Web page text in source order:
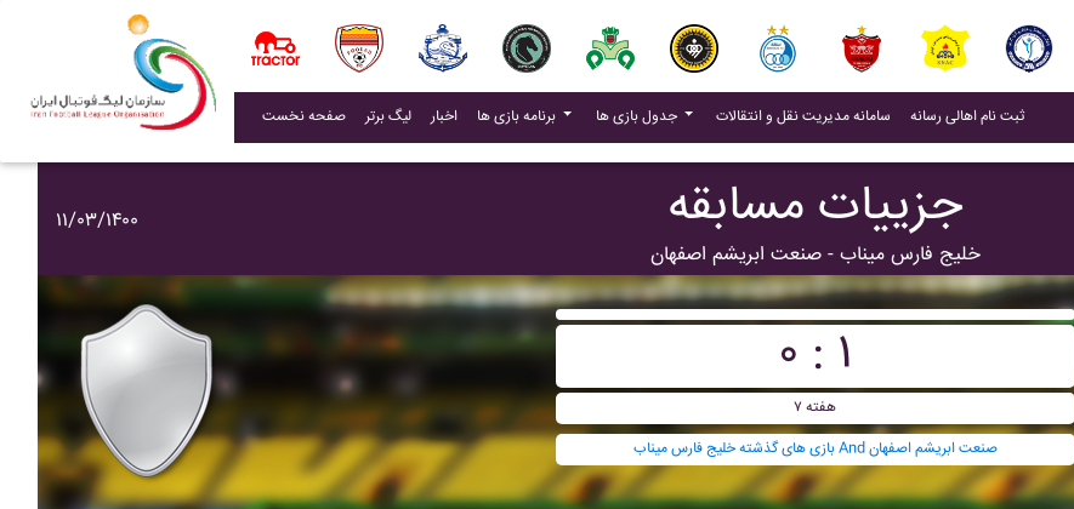
صفحه نخست لیگ برتر اخبار(current) برنامه بازی ها جدول بازی ها سامانه مدیریت نقل و انتقالات (current)
ثبت نام اهالی رسانه(current)
۱۱/۰۳/۱۴۰۰ جزییات مسابقه
خليج فارس ميناب - صنعت ابريشم اصفهان
۰ : ۱
هفته ۷
بازی های گذشته خليج فارس ميناب And صنعت ابريشم اصفهان